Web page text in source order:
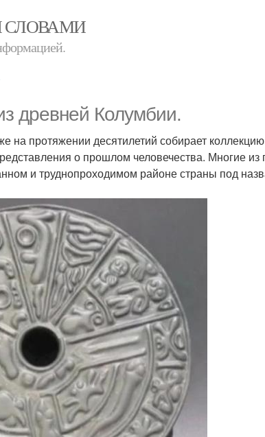
СЛОВАМИ
древней Колумбии.
на протяжении десятилетий собирает
о прошлом человечества. Многие из
и труднопроходимом районе страны под